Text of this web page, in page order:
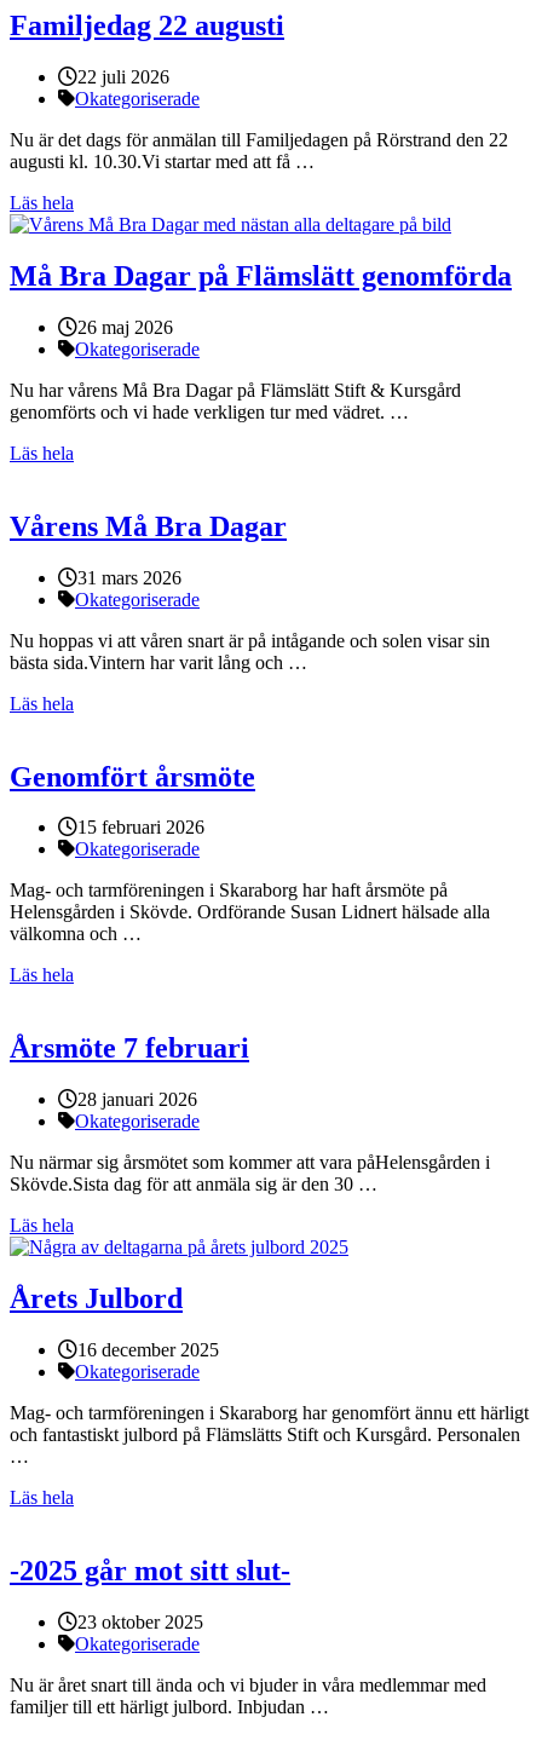
Familjedag 22 augusti
Publicerat:
22 juli 2026
Kategorier:
Okategoriserade
Nu är det dags för anmälan till Familjedagen på Rörstrand den 22
augusti kl. 10.30.Vi startar med att få …
Läs hela
Må Bra Dagar på Flämslätt genomförda
Publicerat:
26 maj 2026
Kategorier:
Okategoriserade
Nu har vårens Må Bra Dagar på Flämslätt Stift & Kursgård
genomförts och vi hade verkligen tur med vädret. …
Läs hela
Vårens Må Bra Dagar
Publicerat:
31 mars 2026
Kategorier:
Okategoriserade
Nu hoppas vi att våren snart är på intågande och solen visar sin
bästa sida.Vintern har varit lång och …
Läs hela
Genomfört årsmöte
Publicerat:
15 februari 2026
Kategorier:
Okategoriserade
Mag- och tarmföreningen i Skaraborg har haft årsmöte på
Helensgården i Skövde. Ordförande Susan Lidnert hälsade alla
välkomna och …
Läs hela
Årsmöte 7 februari
Publicerat:
28 januari 2026
Kategorier:
Okategoriserade
Nu närmar sig årsmötet som kommer att vara påHelensgården i
Skövde.Sista dag för att anmäla sig är den 30 …
Läs hela
Årets Julbord
Publicerat:
16 december 2025
Kategorier:
Okategoriserade
Mag- och tarmföreningen i Skaraborg har genomfört ännu ett härligt
och fantastiskt julbord på Flämslätts Stift och Kursgård. Personalen
…
Läs hela
-2025 går mot sitt slut-
Publicerat:
23 oktober 2025
Kategorier:
Okategoriserade
Nu är året snart till ända och vi bjuder in våra medlemmar med
familjer till ett härligt julbord. Inbjudan …